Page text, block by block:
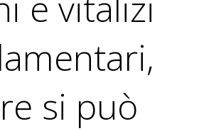
si può